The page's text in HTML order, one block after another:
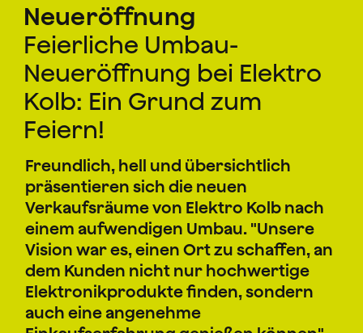
Neueröffnung
Feierliche Umbau-
Neueröffnung bei Elektro
Kolb: Ein Grund zum
Feiern!
Freundlich, hell und übersichtlich
präsentieren sich die neuen
Verkaufsräume von Elektro Kolb nach
einem aufwendigen Umbau. "Unsere
Vision war es, einen Ort zu schaffen, an
dem Kunden nicht nur hochwertige
Elektronikprodukte finden, sondern
auch eine angenehme